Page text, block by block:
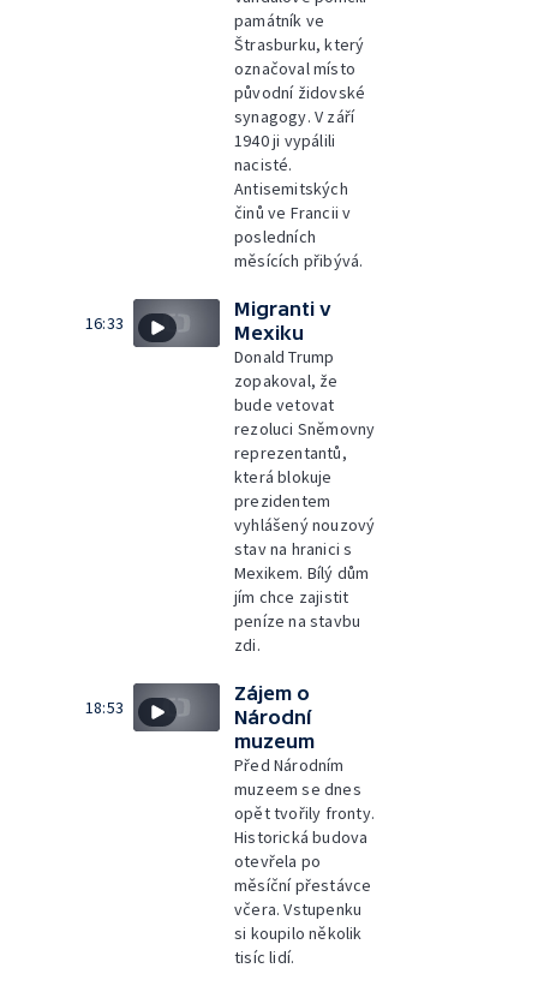
památník ve
Štrasburku, který
označoval místo
původní židovské
synagogy. V září
1940 ji vypálili
nacisté.
Antisemitských
činů ve Francii v
posledních
měsících přibývá.
16:33
Migranti v
Mexiku
Donald Trump
zopakoval, že
bude vetovat
rezoluci Sněmovny
reprezentantů,
která blokuje
prezidentem
vyhlášený nouzový
stav na hranici s
Mexikem. Bílý dům
jím chce zajistit
peníze na stavbu
zdi.
18:53
Zájem o
Národní
muzeum
Před Národním
muzeem se dnes
opět tvořily fronty.
Historická budova
otevřela po
měsíční přestávce
včera. Vstupenku
si koupilo několik
tisíc lidí.